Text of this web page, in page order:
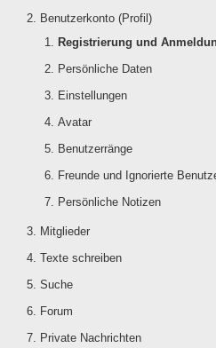
Benutzerkonto (Profil)
Registrierung und
Persönliche Daten
Einstellungen
Avatar
Benutzerränge
Freunde und Ignorierte
Persönliche Notizen
Mitglieder
Texte schreiben
Suche
Forum
Private Nachrichten